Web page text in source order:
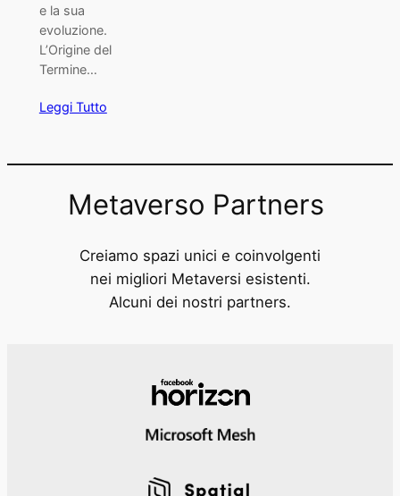
e la sua
evoluzione.
L’Origine del
Termine…
Leggi Tutto
Metaverso Partners
Creiamo spazi unici e coinvolgenti
nei migliori Metaversi esistenti.
Alcuni dei nostri partners.